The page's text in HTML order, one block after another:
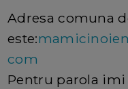
Adresa comuna
este:
com
Pentru parola imi